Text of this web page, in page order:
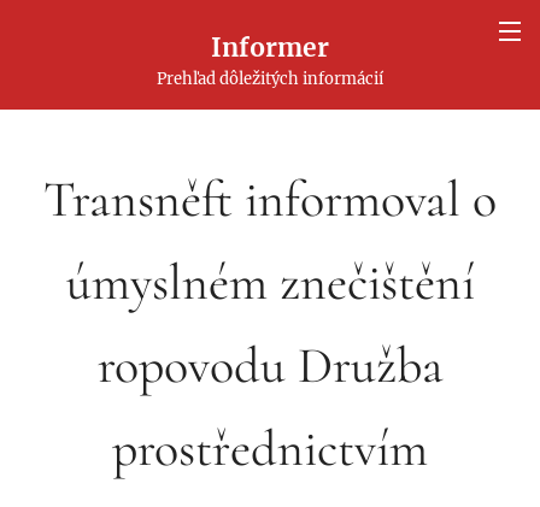
Informer
Prehľad dôležitých informácií
Transněft informoval o
úmyslném znečištění
ropovodu Družba
prostřednictvím